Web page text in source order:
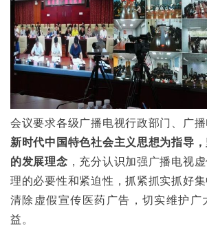
会议要求各级广播电视行政部门、广
新时代中国特色社会主义思想为指导
的发展理念 ，充分认识加强广播电视
理的必要性和紧迫性，抓紧抓实抓好
清除虚假宣传医药广告，切实维护广
益。